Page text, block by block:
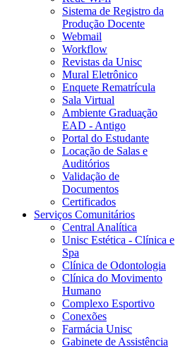
Sistema de Registro da
Produção Docente
Webmail
Workflow
Revistas da Unisc
Mural Eletrônico
Enquete Rematrícula
Sala Virtual
Ambiente Graduação
EAD - Antigo
Portal do Estudante
Locação de Salas e
Auditórios
Validação de
Documentos
Certificados
Serviços Comunitários
Central Analítica
Unisc Estética - Clínica e
Spa
Clínica de Odontologia
Clínica do Movimento
Humano
Complexo Esportivo
Conexões
Farmácia Unisc
Gabinete de Assistência